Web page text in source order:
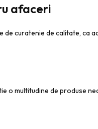
afaceri
curatenie de calitate,
o multitudine de produse